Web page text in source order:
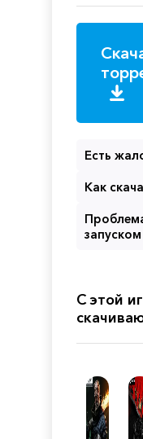
Есть
Как
запуском
С этой